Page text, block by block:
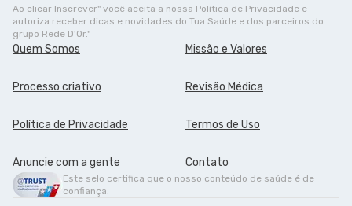
Ao clicar Inscrever" você aceita a nossa Política de Privacidade e
autoriza receber dicas e novidades do Tua Saúde e dos parceiros do
grupo Rede D'Or."
Quem Somos Missão e Valores
Processo criativo Revisão Médica
Política de Privacidade Termos de Uso
Anuncie com a gente Contato
Este selo certifica que o nosso conteúdo de saúde é de
confiança.